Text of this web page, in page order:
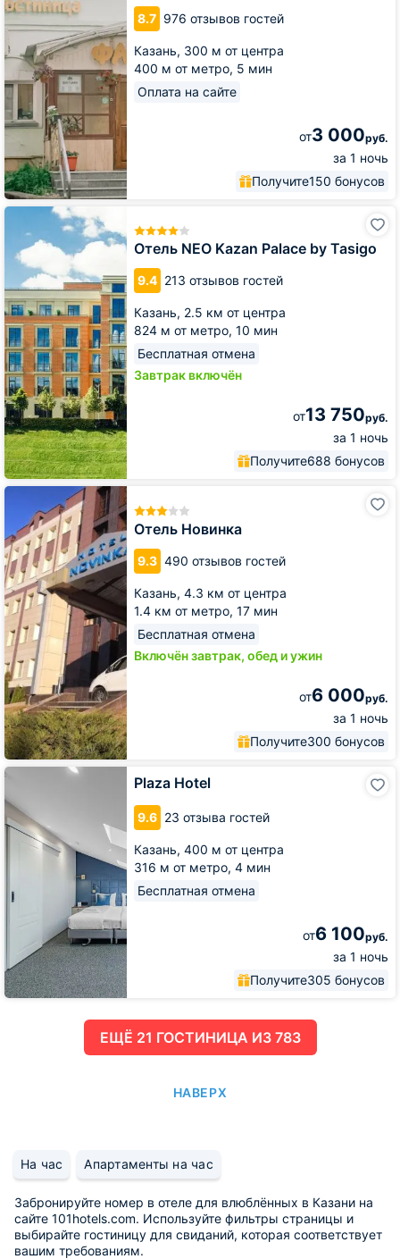
8.7 976 отзывов гостей
Казань, 300 м от центра
400 м от метро, 5 мин
Оплата на сайте
от3 000руб.
за 1 ночь
Получите150 бонусов
Отель NEO Kazan Palace by Tasigo
9.4 213 отзывов гостей
Казань, 2.5 км от центра
824 м от метро, 10 мин
Бесплатная отмена
Завтрак включён
от13 750руб.
за 1 ночь
Получите688 бонусов
Отель
Kazan
Palace
Tasigo
Отель Новинка
9.3 490 отзывов гостей
Казань, 4.3 км от центра
1.4 км от метро, 17 мин
Бесплатная отмена
Включён завтрак, обед и ужин
от6 000руб.
за 1 ночь
Получите300 бонусов
Отель
Новинка
Plaza Hotel
9.6 23 отзыва гостей
Казань, 400 м от центра
316 м от метро, 4 мин
Бесплатная отмена
от6 100руб.
за 1 ночь
Получите305 бонусов
Plaza
ЕЩË 21 ГОСТИНИЦА ИЗ 783
НАВЕРХ
На час Апартаменты на час
Забронируйте номер в отеле для влюблённых в Казани на
сайте 101hotels.com. Используйте фильтры страницы и
выбирайте гостиницу для свиданий, которая соответствует
вашим требованиям.